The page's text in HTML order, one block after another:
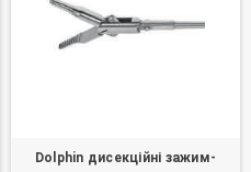
Dolphin дисекційні зажим-